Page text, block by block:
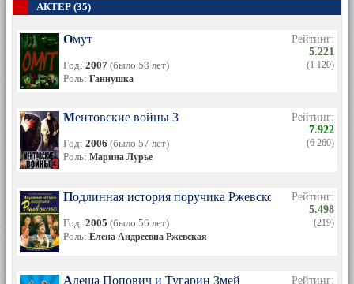
АКТЕР (35)
Омут
Год: 2007 (было 58 лет)
Роль: Ганнушка
Рейтинг:
5.221
(1 120)
Ментовские войны 3
Год: 2006 (было 57 лет)
Роль: Марина Лурье
Рейтинг:
7.922
(6 260)
Подлинная история поручика Ржевского
Год: 2005 (было 56 лет)
Роль: Елена Андреевна Ржевская
Рейтинг:
5.498
(219)
Алеша Попович и Тугарин Змей
Рейтинг: